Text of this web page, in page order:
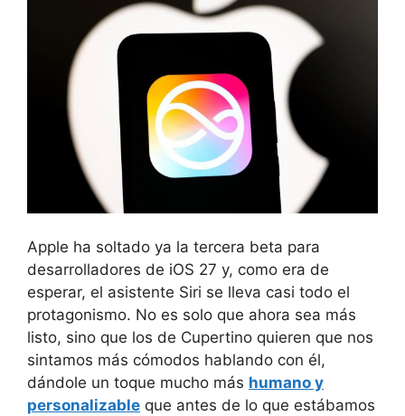
Apple ha soltado ya la tercera beta para
desarrolladores de iOS 27 y, como era de
esperar, el asistente Siri se lleva casi todo el
protagonismo. No es solo que ahora sea más
listo, sino que los de Cupertino quieren que nos
sintamos más cómodos hablando con él,
dándole un toque mucho más humano y
personalizable que antes de lo que estábamos